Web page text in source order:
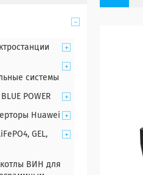
системы
POWER
Huawei
GEL,
ВИН для